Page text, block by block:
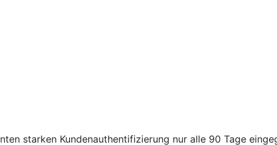
starken Kundenauthentifizierung nur alle 90 Tage